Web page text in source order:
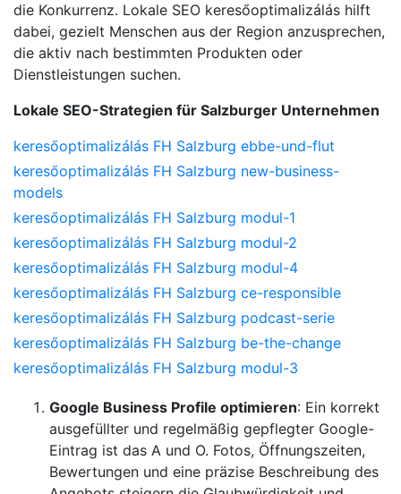
die Konkurrenz. Lokale SEO keresőoptimalizálás hilft
dabei, gezielt Menschen aus der Region anzusprechen,
die aktiv nach bestimmten Produkten oder
Dienstleistungen suchen.
Lokale SEO-Strategien für Salzburger Unternehmen
keresőoptimalizálás FH Salzburg ebbe-und-flut
keresőoptimalizálás FH Salzburg new-business-
models
keresőoptimalizálás FH Salzburg modul-1
keresőoptimalizálás FH Salzburg modul-2
keresőoptimalizálás FH Salzburg modul-4
keresőoptimalizálás FH Salzburg ce-responsible
keresőoptimalizálás FH Salzburg podcast-serie
keresőoptimalizálás FH Salzburg be-the-change
keresőoptimalizálás FH Salzburg modul-3
Google Business Profile optimieren: Ein korrekt
ausgefüllter und regelmäßig gepflegter Google-
Eintrag ist das A und O. Fotos, Öffnungszeiten,
Bewertungen und eine präzise Beschreibung des